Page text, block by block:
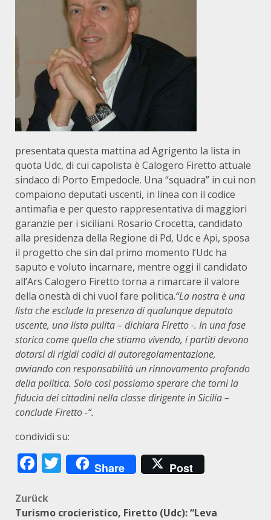
presentata questa mattina ad Agrigento la lista in
quota Udc, di cui capolista è Calogero Firetto attuale
sindaco di Porto Empedocle. Una “squadra” in cui non
compaiono deputati uscenti, in linea con il codice
antimafia e per questo rappresentativa di maggiori
garanzie per i siciliani. Rosario Crocetta, candidato
alla presidenza della Regione di Pd, Udc e Api, sposa
il progetto che sin dal primo momento l’Udc ha
saputo e voluto incarnare, mentre oggi il candidato
all’Ars Calogero Firetto torna a rimarcare il valore
della onestà di chi vuol fare politica.“La nostra è una
lista che esclude la presenza di qualunque deputato
uscente, una lista pulita – dichiara Firetto -. In una fase
storica come quella che stiamo vivendo, i partiti devono
dotarsi di rigidi codici di autoregolamentazione,
avviando con responsabilità un rinnovamento profondo
della politica. Solo così possiamo sperare che torni la
fiducia dei cittadini nella classe dirigente in Sicilia –
conclude Firetto -“.
condividi su:
Facebook
Twitter
Share Post
Beitragsnavigation
Zurück
Turismo crocieristico, Firetto (Udc): “Leva